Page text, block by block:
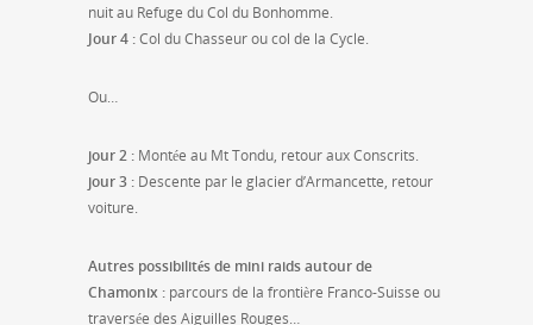
nuit au Refuge du Col du Bonhomme.
Jour 4 :Col du Chasseur ou col de la Cycle.
Ou…
jour 2 : Montée au Mt Tondu, retour aux Conscrits.
jour 3 : Descente par le glacier d’Armancette, retour
voiture.
Autres possibilités de mini raids autour de
Chamonix : parcours de la frontière Franco-Suisse ou
traversée des Aiguilles Rouges…